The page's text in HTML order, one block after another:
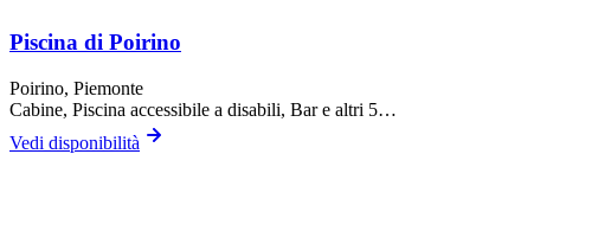
Piscina di Poirino
Poirino, Piemonte
Cabine, Piscina accessibile a disabili, Bare altri 5…
Vedi disponibilità